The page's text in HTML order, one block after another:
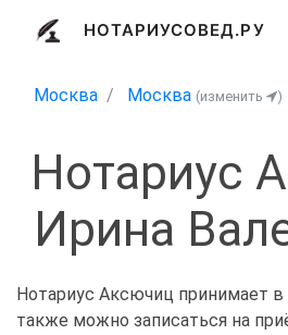
НОТАРИУСОВЕД.РУ
Москва Москва (изменить )
Нотариус
Ирина
Нотариус Аксючиц принимает в
также можно записаться на